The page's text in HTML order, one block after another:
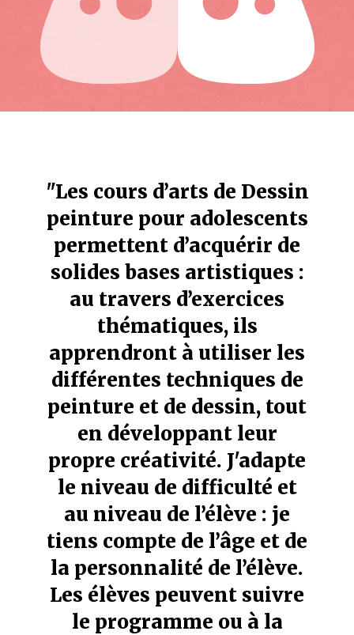
"Les cours d’arts de Dessin
peinture pour adolescents
permettent d’acquérir de
solides bases artistiques :
au travers d’exercices
thématiques, ils
apprendront à utiliser les
différentes techniques de
peinture et de dessin, tout
en développant leur
propre créativité. J'adapte
le niveau de difficulté et
au niveau de l’élève : je
tiens compte de l’âge et de
la personnalité de l’élève.
Les élèves peuvent suivre
le programme ou à la